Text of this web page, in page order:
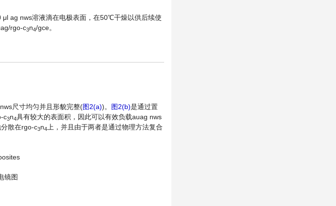
ag nws溶液滴在电极表面，在50℃干燥以供后续使
rgo-c3n4/gce。
尺寸均匀并且形貌完整(图2(a))。 图2(b)是通过置
c3n4具有较大的表面积，因此可以有效负载auag nws
散在rgo-c3n4 上，并且由于两者是通过物理方法复合
镜图